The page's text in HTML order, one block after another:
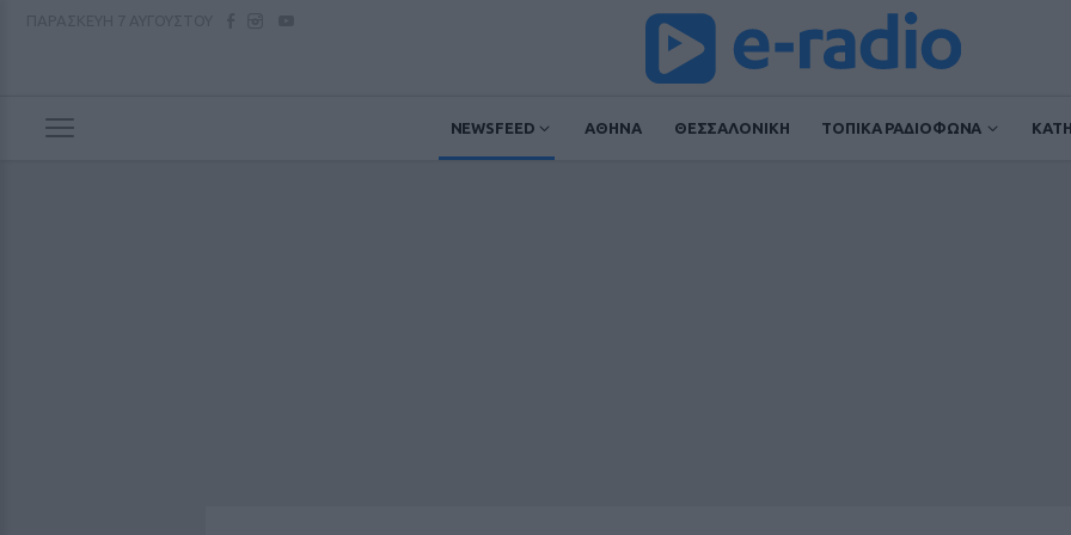
NEWSFEED ΑΘΗΝΑ ΘΕΣΣΑΛΟΝΙΚΗ ΤΟΠΙΚΑ ΡΑΔΙΟΦΩΝΑ